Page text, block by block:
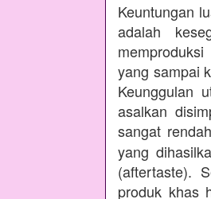
Keuntungan
adalah
yang sampai
Keunggulan
asalkan
sangat
yang
(aftertaste).
produk khas